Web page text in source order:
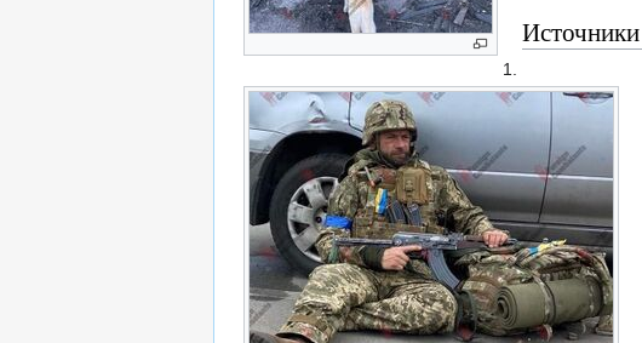
Источники